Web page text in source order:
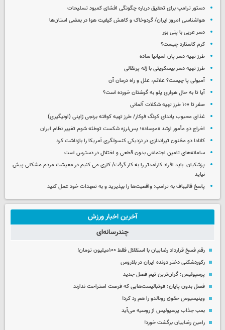
دستور ترامپ برای تحقیق درباره چگونگی افشای کمبود تسلیحات
هواشناسی امروز ایران/ گردوخاک و کاهش کیفیت هوا در بعضی استان‌ها
دسر عربی با پتی بور
کرم کاستارد چیست؟
طرز تهیه دسر پان اسپانیا ساده
طرز تهیه دسر بیسکویتی با ژله پرتقالی
آمبولی پا چیست؟ علائم، علل و راه درمان آن
آیا تا به حال هواری پلو به گوشتان خورده است؟
صفر تا ۱۰۰ طرز تهیه شکلات آلمانی
غذای محبوب پاندای کونگ فوکار/ طرز تهیه کوفته برنجی ژاپنی (اونیگیری)
اخراج دو مأمور ارشد «موساد»؛ پس‌لرزه شکست توطئه شوم تغییر نظام ایران
کانادا دو مظنون تیراندازی در نزدیکی کنسولگری آمریکا را بازداشت کرد
سامانه‌های تامین اجتماعی بدون قطعی و اختلال در دسترس است
پزشکیان: باید افراد کارآمدتر را به کار گرفت/ کاری می کنیم در معیشت مردم مشکلی پیش
نیاید
پاسخ قالیباف به ترامپ: واقعیت‌ها را بپذیرید و به تعهدات خود عمل کنید
آخرین اخبار ورزش
چندرسانه‌ای
رقم فسخ قرارداد رضاییان با استقلال فقط ۱۰۰میلیون تومان!
رکوردشکنی دختر دونده ایران در بلاروس
پرسپولیس؛ گران‌ترین تیم فصل جدید
فصل بدون پایان؛ فوتبالیست‌هایی که فرصت استراحت ندارند
وینیسیوس حقوق رونالدو را هم رد کرد!
بمب جذاب پرسپولیس از روسیه می‌آید
رامین رضاییان برگشت خورد!